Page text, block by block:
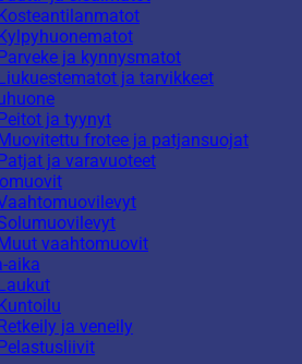
ja kynnysmatot
ja tarvikkeet
ja tyynyt
frotee ja patjansuojat
ja varavuoteet
vaahtomuovit
aika
ja veneily